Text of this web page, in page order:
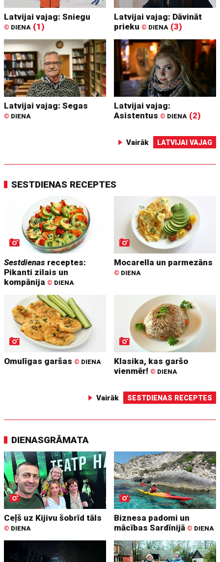
Latvijai vajag: Sniegu
© DIENA (1)
Latvijai vajag: Dāvināt
prieku © DIENA (3)
Latvijai vajag: Segas
© DIENA
Latvijai vajag:
Asistentus © DIENA (2)
Vairāk LATVIJAI VAJAG
SESTDIENAS RECEPTES
Sestdienas receptes:
Pikanti zilais un
kompānija © DIENA
Mocarella un parmezāns
© DIENA
Omulīgas garšas © DIENA
Klasika, kas garšo
vienmēr! © DIENA
Vairāk SESTDIENAS RECEPTES
DIENASGRĀMATA
Ceļš uz Kijivu šobrīd tāls
© DIENA
Biznesa padomi un
mācības Sardīnijā © DIENA